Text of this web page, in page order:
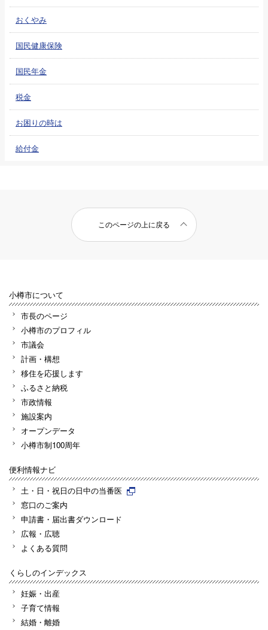
おくやみ
国民健康保険
国民年金
税金
お困りの時は
給付金
このページの上に戻る
小樽市について
市長のページ
小樽市のプロフィル
市議会
計画・構想
移住を応援します
ふるさと納税
市政情報
施設案内
オープンデータ
小樽市制100周年
便利情報ナビ
土・日・祝日の日中の当番医
窓口のご案内
申請書・届出書ダウンロード
広報・広聴
よくある質問
くらしのインデックス
妊娠・出産
子育て情報
結婚・離婚